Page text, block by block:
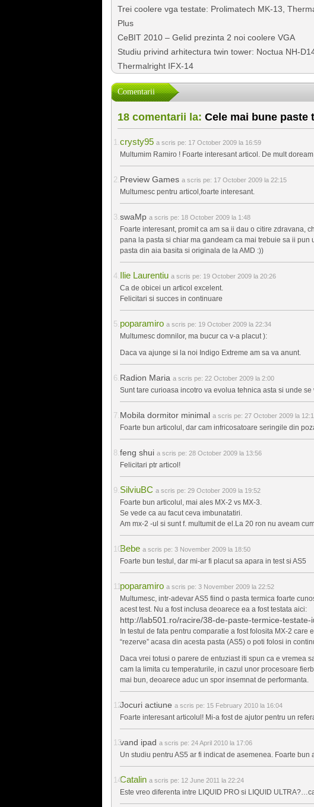
Trei coolere vga testate: Prolimatech MK-13,
Plus
CeBIT 2010 – Gelid prezinta 2 noi coolere VGA
Studiu privind arhitectura twin tower: Noctua NH-
Thermalright IFX-14
Comentarii
18 comentarii la: Cele mai bune paste
crysty95 a scris pe: 17 October 2009 la 16:59
Multumim Ramiro ! Foarte interesant articol. De mult
Preview Games a scris pe: 17 October 2009 la 22:15
Multumesc pentru articol,foarte interesant.
swaMp a scris pe: 18 October 2009 la 1:48
Foarte interesant, promit ca am sa ii dau o citire zdravana,
pana la pasta si chiar ma gandeam ca mai trebuie sa ii pun
pasta din aia basita si originala de la AMD :))
Ilie Laurentiu a scris pe: 19 October 2009 la 20:26
Ca de obicei un articol excelent.
Felicitari si succes in continuare
poparamiro a scris pe: 19 October 2009 la 22:34
Multumesc domnilor, ma bucur ca v-a placut ):
Daca va ajunge si la noi Indigo Extreme am sa va anunt.
Radion Maria a scris pe: 22 October 2009 la 2:00
Sunt tare curioasa incotro va evolua tehnica asta si unde se
Mobila dormitor minimal a scris pe: 27 October 2009 la
Foarte bun articolul, dar cam infricosatoare seringile din
feng shui a scris pe: 28 October 2009 la 13:56
Felicitari ptr articol!
SilviuBC a scris pe: 29 October 2009 la 19:52
Foarte bun articolul, mai ales MX-2 vs MX-3.
Se vede ca au facut ceva imbunatatiri.
Am mx-2 -ul si sunt f. multumit de el.La 20 ron nu aveam
Bebe a scris pe: 3 November 2009 la 18:50
Foarte bun testul, dar mi-ar fi placut sa apara in test si AS5
poparamiro a scris pe: 3 November 2009 la 22:52
Multumesc, intr-adevar AS5 fiind o pasta termica foarte
acest test. Nu a fost inclusa deoarece ea a fost testata aici:
http://lab501.ro/racire/38-de-paste-termice-testate-
In testul de fata pentru comparatie a fost folosita MX-2 care
“rezerve” acasa din acesta pasta (AS5) o poti folosi in
Daca vrei totusi o parere de entuziast iti spun ca e vremea
cam la limita cu temperaturile, in cazul unor procesoare
mai bun, deoarece aduc un spor insemnat de performanta.
Jocuri actiune a scris pe: 15 February 2010 la 16:04
Foarte interesant articolul! Mi-a fost de ajutor pentru un
vand ipad a scris pe: 24 April 2010 la 17:06
Un studiu pentru AS5 ar fi indicat de asemenea. Foarte bun
Catalin a scris pe: 12 June 2011 la 22:24
Este vreo diferenta intre LIQUID PRO si LIQUID